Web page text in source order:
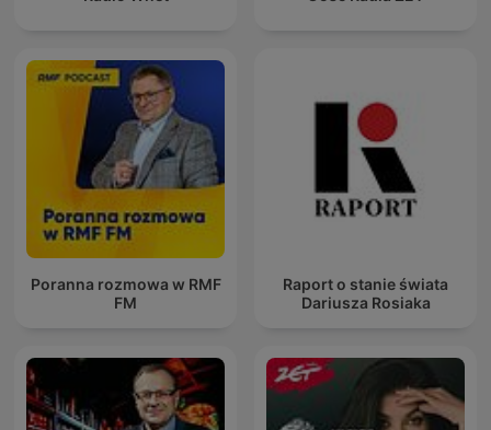
Poranna rozmowa w RMF
FM
Raport o stanie świata
Dariusza Rosiaka